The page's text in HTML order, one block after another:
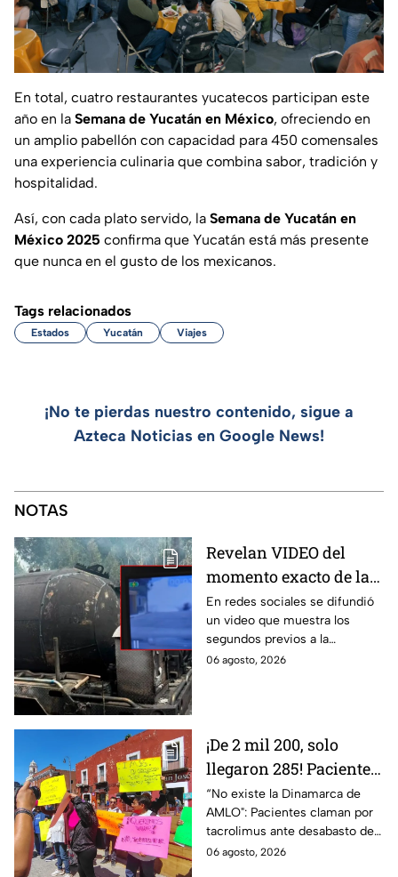
En total, cuatro restaurantes yucatecos participan este
año en la Semana de Yucatán en México, ofreciendo en
un amplio pabellón con capacidad para 450 comensales
una experiencia culinaria que combina sabor, tradición y
hospitalidad.
Así, con cada plato servido, la Semana de Yucatán en
México 2025 confirma que Yucatán está más presente
que nunca en el gusto de los mexicanos.
Tags relacionados
Estados Yucatán Viajes
¡No te pierdas nuestro contenido, sigue a
Azteca Noticias en Google News!
NOTAS
Revelan VIDEO del
momento exacto de la
explosión de pipa de
gas en Cuernavaca,
Morelos
En redes sociales se difundió
un video que muestra los
segundos previos a la
explosión de una pipa de gas
06 agosto, 2026
¡De 2 mil 200, solo
llegaron 285! Pacientes
claman por
medicamentos ante
desabasto en IMSS
Puebla
“No existe la Dinamarca de
AMLO": Pacientes claman por
tacrolimus ante desabasto de
medicamentos en hospital del
06 agosto, 2026